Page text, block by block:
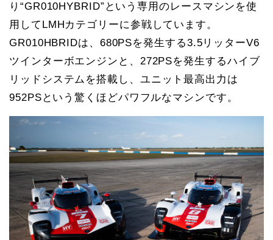
り“GR010HYBRID”という専用のレースマシンを使
用してLMHカテゴリーに参戦しています。
GR010HBRIDは、680PSを発生する3.5リッターV6
ツインターボエンジンと、272PSを発生するハイブ
リッドシステムを搭載し、ユニット最高出力は
952PSという驚くほどパワフルなマシンです。